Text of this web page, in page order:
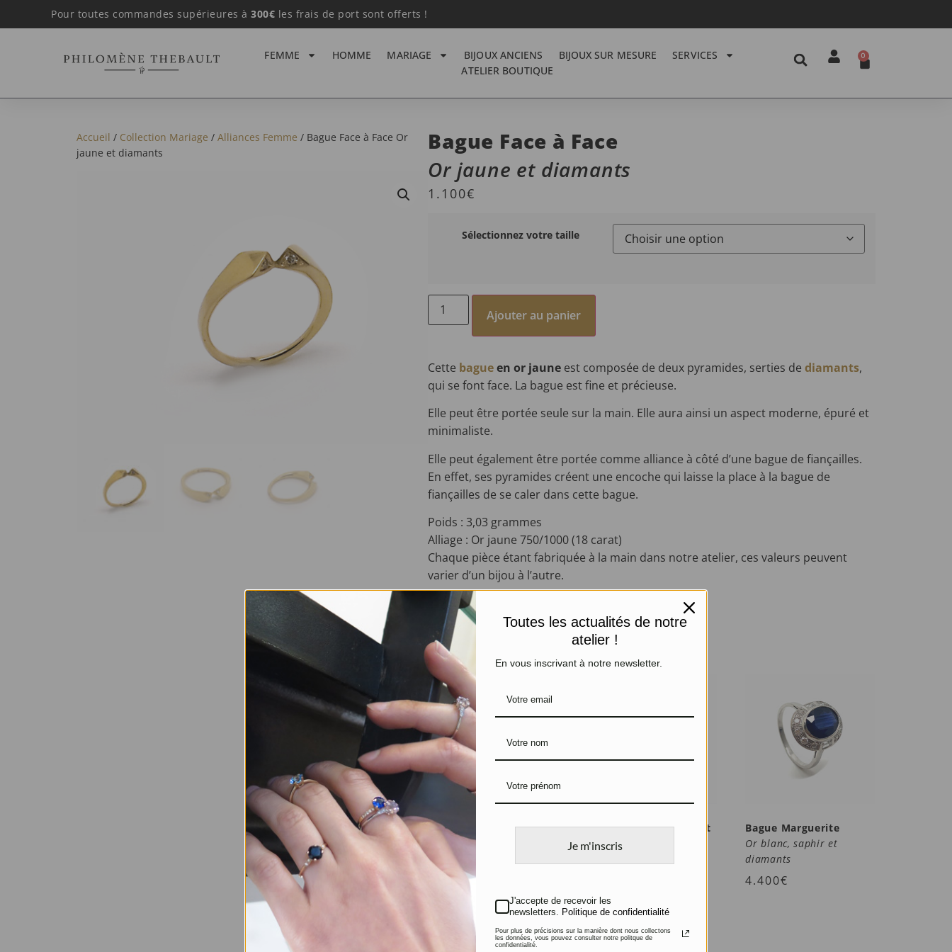
Pour toutes commandes supérieures à 300€ les frais de port sont offerts !
FEMME HOMME MARIAGE BIJOUX ANCIENS BIJOUX SUR MESURE
SERVICES
ATELIER BOUTIQUE
0
Accueil / Collection Mariage / Alliances Femme / Bague Face à Face Or
jaune et diamants
Bague Face à Face
Or jaune et diamants
1.100€
Sélectionnez votre taille
Ajouter au panier
Cette bagueen or jaune est composée de deux pyramides, serties dediamants,
qui se font face. La bague est fine et précieuse.
Elle peut être portée seule sur la main. Elle aura ainsi un aspect moderne, épuré et
minimaliste.
Elle peut également être portée comme alliance à côté d’une bague de fiançailles.
En effet, ses pyramides créent une encoche qui laisse la place à la bague de
fiançailles de se caler dans cette bague.
Poids : 3,03 grammes
Alliage : Or jaune 750/1000 (18 carat)
Chaque pièce étant fabriquée à la main dans notre atelier, ces valeurs peuvent
varier d’un bijou à l’autre.
Livraisons et retours
PRODUITS SIMILAIRES
Bague Archi
Or jaune et Diamants
1.700
Bague d’inspiration Art
Déco
3.400
Bague Marguerite
Or blanc, saphir et
diamants
4.400€
Toutes les actualités de notre
atelier !
En vous inscrivant à notre newsletter.
Je m'inscris
J'accepte de recevoir les
newsletters. Politique de confidentialité
Pour plus de précisions sur la manière dont nous collectons
les données, vous pouvez consulter notre politque de
confidentialité.